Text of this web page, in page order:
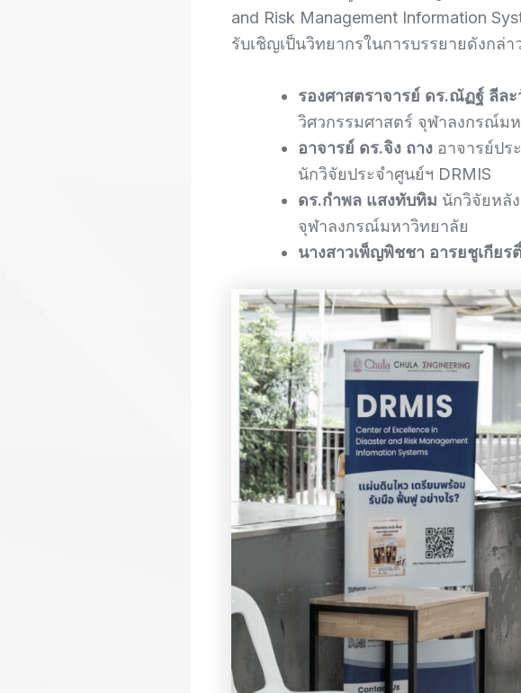
and Risk Management Information
รับเชิญเป็นวิทยากรในการบรรยายดังกล่
รองศาสตราจารย์ ดร.ณัฏฐ์ ลีล
วิศวกรรมศาสตร์ จุฬาลงกรณ์ม
อาจารย์ ดร.จิง ถาง อาจารย์ป
นักวิจัยประจำศูนย์ฯ DRMIS
ดร.กำพล แสงทับทิม นักวิจัยหลั
จุฬาลงกรณ์มหาวิทยาลัย
นางสาวเพ็ญพิชชา อารยชูเกียรติ์